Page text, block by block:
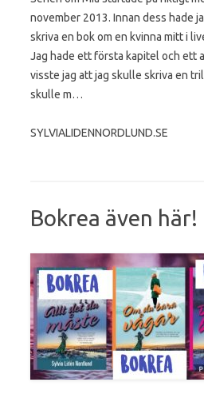
november 2013. Innan dess hade
skriva en bok om en kvinna mitt i
Jag hade ett första kapitel och ett
visste jag att jag skulle skriva en
skulle m…
SYLVIALIDENNORDLUND.SE
Bokrea även här!